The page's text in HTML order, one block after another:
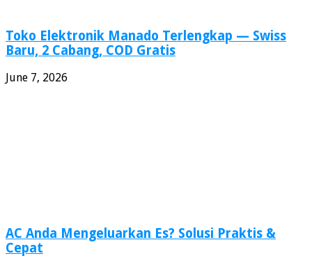
Toko Elektronik Manado Terlengkap — Swiss
Baru, 2 Cabang, COD Gratis
June 7, 2026
AC Anda Mengeluarkan Es? Solusi Praktis &
Cepat